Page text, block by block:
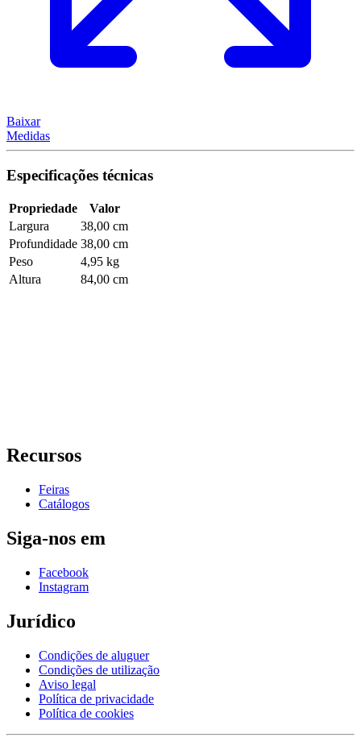
Baixar
Medidas
Especificações técnicas
Propriedade
Valor
Largura
38,00 cm
Profundidade 38,00 cm
Peso
4,95 kg
Altura
84,00 cm
Recursos
Feiras
Catálogos
Siga-nos em
Facebook
Instagram
Jurídico
Condições de aluguer
Condições de utilização
Aviso legal
Política de privacidade
Política de cookies